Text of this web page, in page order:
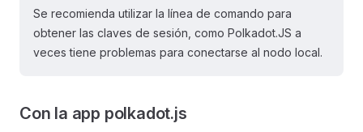
Se recomienda utilizar la línea de comando para
obtener las claves de sesión, como Polkadot.JS a
veces tiene problemas para conectarse al nodo local.
Con la app polkadot.js